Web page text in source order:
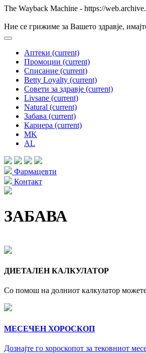
The Wayback Machine - https://
Ние се грижиме за Вашето здравје,
Аптеки (current)
Промоции (current)
Списание (current)
Betty Loyalty (current)
Совети за здравје (current)
Livsane (current)
Natural (current)
Забава (current)
Кариера (current)
MK
AL
Фармацевти
Контакт
ЗАБАВА
ДИЕТАЛЕН КАЛКУЛАТОР
Со помош на долниот калкулатор
МЕСЕЧЕН ХОРОСКОП
Дознајте го хороскопот за тековниот